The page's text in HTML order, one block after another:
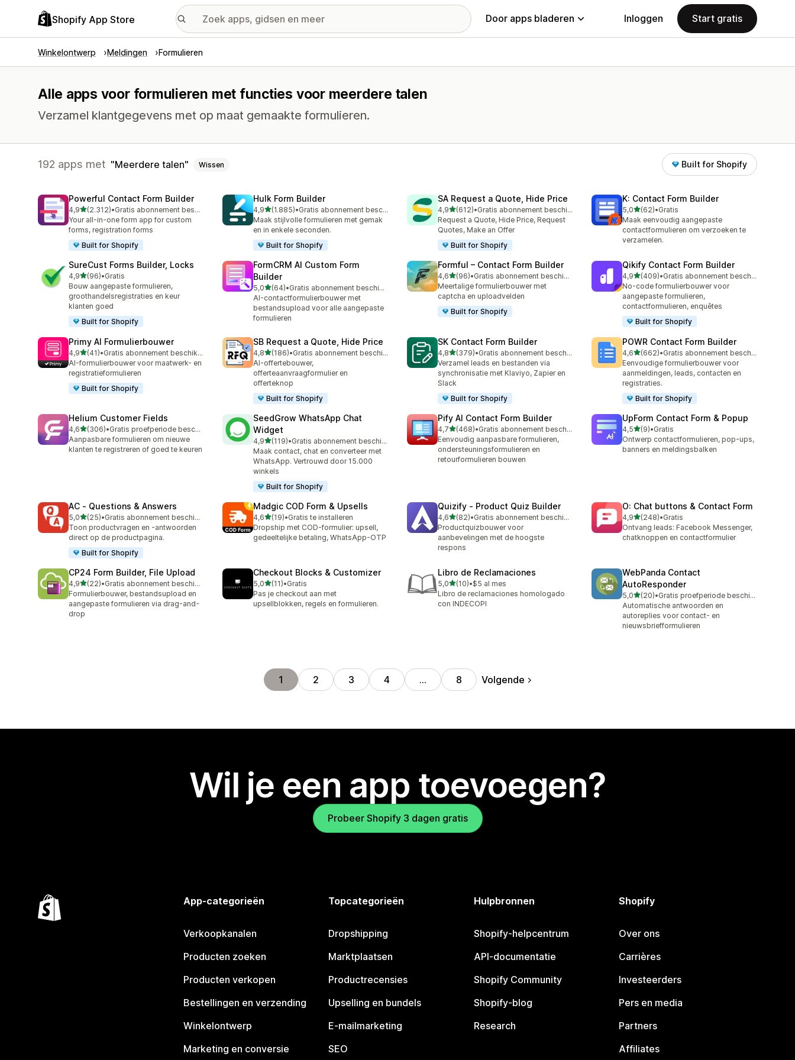
Shopify App Store Door apps bladeren Inloggen Start gratis
Winkelontwerp Meldingen Formulieren
Alle apps voor formulieren met functies voor meerdere talen
Verzamel klantgegevens met op maat gemaakte formulieren.
192 apps met Meerdere talen Wissen Built for Shopify
Powerful Contact Form Builder
4,9van 5 sterren
(2.312)
2312 recensies in totaal
•
Gratis abonnement beschikbaar
Your all-in-one form app for custom
forms, registration forms
Built for Shopify
Hulk Form Builder
4,9van 5 sterren
(1.885)
1885 recensies in totaal
•
Gratis abonnement beschikbaar
Maak stijlvolle formulieren met gemak
en in enkele seconden.
Built for Shopify
SA Request a Quote, Hide Price
4,9van 5 sterren
(612)
612 recensies in totaal
•
Gratis abonnement beschikbaar
Request a Quote, Hide Price, Request
Quotes, Make an Offer
Built for Shopify
K: Contact Form Builder
5,0van 5 sterren
(62)
62 recensies in totaal
•Gratis
Maak eenvoudig aangepaste
contactformulieren om verzoeken te
verzamelen.
SureCust Forms Builder, Locks
4,9van 5 sterren
(96)
96 recensies in totaal
•Gratis
Bouw aangepaste formulieren,
groothandelsregistraties en keur
klanten goed
Built for Shopify
FormCRM AI Custom Form
Builder
5,0van 5 sterren
(64)
64 recensies in totaal
•
Gratis abonnement beschikbaar
AI-contactformulierbouwer met
bestandsupload voor alle aangepaste
formulieren
Formful – Contact Form Builder
4,6van 5 sterren
(96)
96 recensies in totaal
•
Gratis abonnement beschikbaar
Meertalige formulierbouwer met
captcha en uploadvelden
Built for Shopify
Qikify Contact Form Builder
4,9van 5 sterren
(409)
409 recensies in totaal
•
Gratis abonnement beschikbaar
No-code formulierbouwer voor
aangepaste formulieren,
contactformulieren, enquêtes
Built for Shopify
Primy AI Formulierbouwer
4,9van 5 sterren
(41)
41 recensies in totaal
•
Gratis abonnement beschikbaar
AI-formulierbouwer voor maatwerk- en
registratieformulieren
Built for Shopify
SB Request a Quote, Hide Price
4,8van 5 sterren
(186)
186 recensies in totaal
•
Gratis abonnement beschikbaar
AI-offertebouwer,
offerteaanvraagformulier en
offerteknop
Built for Shopify
SK Contact Form Builder
4,8van 5 sterren
(379)
379 recensies in totaal
•
Gratis abonnement beschikbaar
Verzamel leads en bestanden via
synchronisatie met Klaviyo, Zapier en
Slack
Built for Shopify
POWR Contact Form Builder
4,6van 5 sterren
(662)
662 recensies in totaal
•
Gratis abonnement beschikbaar
Eenvoudige formulierbouwer voor
aanmeldingen, leads, contacten en
registraties.
Built for Shopify
Helium Customer Fields
4,6van 5 sterren
(306)
306 recensies in totaal
•
Gratis proefperiode beschikbaar
Aanpasbare formulieren om nieuwe
klanten te registreren of goed te keuren
SeedGrow WhatsApp Chat
Widget
4,9van 5 sterren
(119)
119 recensies in totaal
•
Gratis abonnement beschikbaar
Maak contact, chat en converteer met
WhatsApp. Vertrouwd door 15.000
winkels
Built for Shopify
Pify AI Contact Form Builder
4,7van 5 sterren
(468)
468 recensies in totaal
•
Gratis abonnement beschikbaar
Eenvoudig aanpasbare formulieren,
ondersteuningsformulieren en
retourformulieren bouwen
UpForm Contact Form & Popup
4,5van 5 sterren
(9)
9 recensies in totaal
•Gratis
Ontwerp contactformulieren, pop-ups,
banners en meldingsbalken
AC ‑ Questions & Answers
5,0van 5 sterren
(25)
25 recensies in totaal
•
Gratis abonnement beschikbaar
Toon productvragen en -antwoorden
direct op de productpagina.
Built for Shopify
Madgic COD Form & Upsells
4,6van 5 sterren
(19)
19 recensies in totaal
•Gratis te installeren
Dropship met COD-formulier: upsell,
gedeeltelijke betaling, WhatsApp-OTP
Quizify ‑ Product Quiz Builder
4,6van 5 sterren
(82)
82 recensies in totaal
•
Gratis abonnement beschikbaar
Productquizbouwer voor
aanbevelingen met de hoogste
respons
O: Chat buttons & Contact Form
4,9van 5 sterren
(248)
248 recensies in totaal
•Gratis
Ontvang leads: Facebook Messenger,
chatknoppen en contactformulier
CP24 Form Builder, File Upload
4,9van 5 sterren
(22)
22 recensies in totaal
•
Gratis abonnement beschikbaar
Formulierbouwer, bestandsupload en
aangepaste formulieren via drag-and-
drop
Checkout Blocks & Customizer
5,0van 5 sterren
(11)
11 recensies in totaal
•Gratis
Pas je checkout aan met
upsellblokken, regels en formulieren.
Libro de Reclamaciones
5,0van 5 sterren
(10)
10 recensies in totaal
•$5 al mes
Libro de reclamaciones homologado
con INDECOPI
WebPanda Contact
AutoResponder
5,0van 5 sterren
(20)
20 recensies in totaal
•
Gratis proefperiode beschikbaar
Automatische antwoorden en
autoreplies voor contact- en
nieuwsbriefformulieren
1 2 3 4 … 8 Volgende
Wil je een app toevoegen?
Probeer Shopify 3 dagen gratis
App-categorieën
Verkoopkanalen
Producten zoeken
Producten verkopen
Bestellingen en verzending
Winkelontwerp
Marketing en conversie
Topcategorieën
Dropshipping
Marktplaatsen
Productrecensies
Upselling en bundels
E-mailmarketing
SEO
Hulpbronnen
Shopify-helpcentrum
API-documentatie
Shopify Community
Shopify-blog
Research
Shopify
Over ons
Carrières
Investeerders
Pers en media
Partners
Affiliates